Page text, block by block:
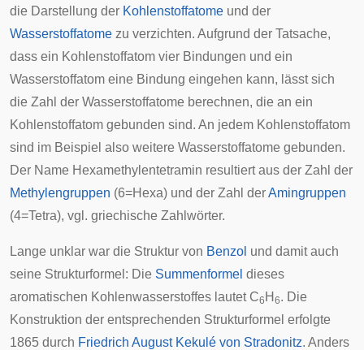
die Darstellung der Kohlenstoffatome und der
Wasserstoffatome zu verzichten. Aufgrund der Tatsache,
dass ein Kohlenstoffatom vier Bindungen und ein
Wasserstoffatom eine Bindung eingehen kann, lässt sich
die Zahl der Wasserstoffatome berechnen, die an ein
Kohlenstoffatom gebunden sind. An jedem Kohlenstoffatom
sind im Beispiel also weitere Wasserstoffatome gebunden.
Der Name Hexamethylentetramin resultiert aus der Zahl der
Methylengruppen (6=Hexa) und der Zahl derAmingruppen
(4=Tetra), vgl. griechische Zahlwörter.
Lange unklar war die Struktur von Benzol und damit auch
seine Strukturformel: Die Summenformel dieses
aromatischen Kohlenwasserstoffes lautet C6 H 6. Die
Konstruktion der entsprechenden Strukturformel erfolgte
1865 durch Friedrich August Kekulé von Stradonitz. Anders